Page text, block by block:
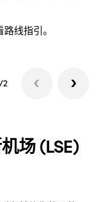
线指引。
2
场 (LSE)